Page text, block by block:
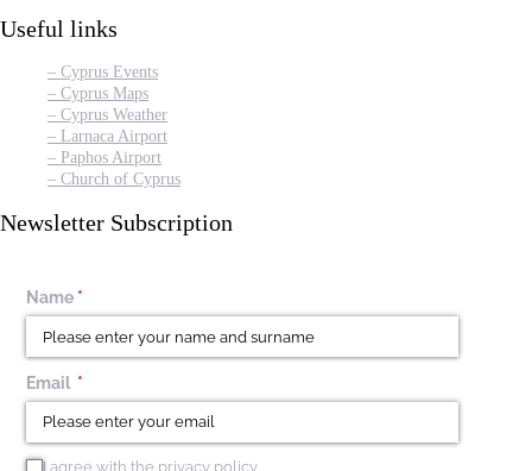
Useful links
– Cyprus Events
– Cyprus Maps
– Cyprus Weather
– Larnaca Airport
– Paphos Airport
– Church of Cyprus
Newsletter Subscription
Name *
(required)
Email *(required)
I agree with the privacy policy